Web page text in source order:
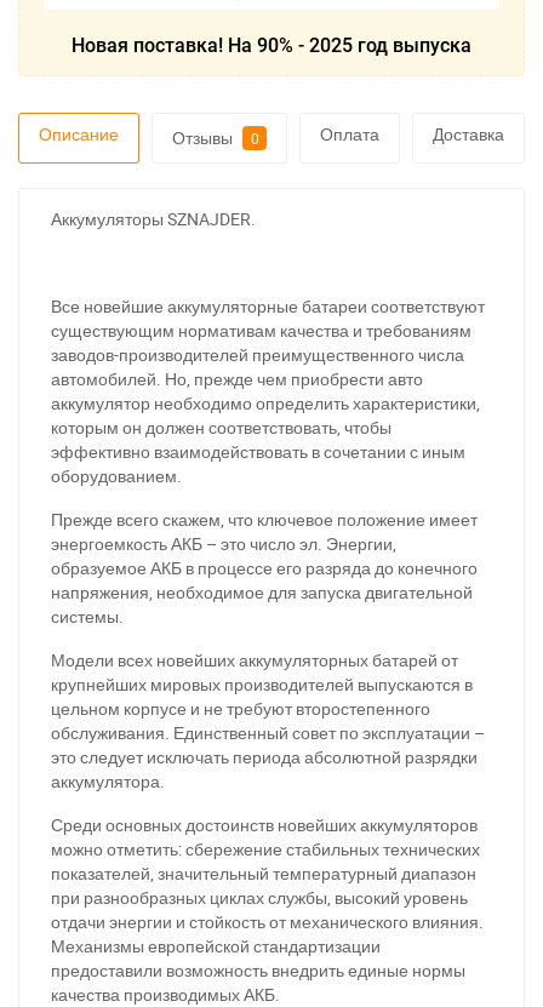
Новая поставка! На 90% - 2025 год выпуска
Описание Отзывы 0 Оплата Доставка
Аккумуляторы SZNAJDER.
Все новейшие аккумуляторные батареи соответствуют
существующим нормативам качества и требованиям
заводов-производителей преимущественного числа
автомобилей. Но, прежде чем приобрести авто
аккумулятор необходимо определить характеристики,
которым он должен соответствовать, чтобы
эффективно взаимодействовать в сочетании с иным
оборудованием.
Прежде всего скажем, что ключевое положение имеет
энергоемкость АКБ – это число эл. Энергии,
образуемое АКБ в процессе его разряда до конечного
напряжения, необходимое для запуска двигательной
системы.
Модели всех новейших аккумуляторных батарей от
крупнейших мировых производителей выпускаются в
цельном корпусе и не требуют второстепенного
обслуживания. Единственный совет по эксплуатации –
это следует исключать периода абсолютной разрядки
аккумулятора.
Среди основных достоинств новейших аккумуляторов
можно отметить: сбережение стабильных технических
показателей, значительный температурный диапазон
при разнообразных циклах службы, высокий уровень
отдачи энергии и стойкость от механического влияния.
Механизмы европейской стандартизации
предоставили возможность внедрить единые нормы
качества производимых АКБ.
За відсутності звязку - дзвоніть, пишіть у Viber / Telegram
Написати в Viber Написати в Telegram